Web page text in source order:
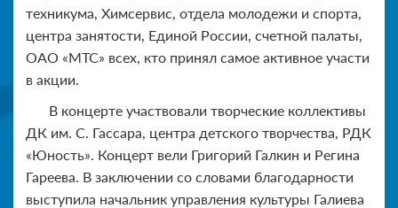
техникума, Химсервис, отдела молодежи и спорта,
центра занятости, Единой России, счетной палаты,
ОАО «МТС» всех, кто принял самое активное участи
в акции.
В концерте участвовали творческие коллективы
ДК им. С. Гассара, центра детского творчества, РДК
«Юность». Концерт вели Григорий Галкин и Регина
Гареева. В заключении со словами благодарности
выступила начальник управления культуры Галиева